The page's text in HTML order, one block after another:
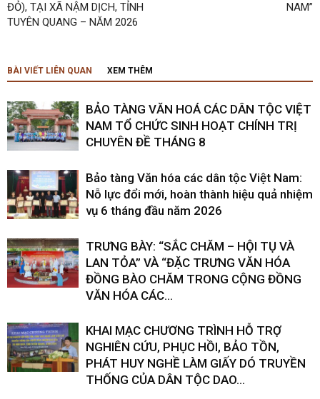
ĐỎ), TẠI XÃ NẬM DỊCH, TỈNH
TUYÊN QUANG – NĂM 2026
NAM”
BÀI VIẾT LIÊN QUAN XEM THÊM
BẢO TÀNG VĂN HOÁ CÁC DÂN TỘC VIỆT
NAM TỔ CHỨC SINH HOẠT CHÍNH TRỊ
CHUYÊN ĐỀ THÁNG 8
Bảo tàng Văn hóa các dân tộc Việt Nam:
Nỗ lực đổi mới, hoàn thành hiệu quả nhiệm
vụ 6 tháng đầu năm 2026
TRƯNG BÀY: “SẮC CHĂM – HỘI TỤ VÀ
LAN TỎA” VÀ “ĐẶC TRƯNG VĂN HÓA
ĐỒNG BÀO CHĂM TRONG CỘNG ĐỒNG
VĂN HÓA CÁC...
KHAI MẠC CHƯƠNG TRÌNH HỖ TRỢ
NGHIÊN CỨU, PHỤC HỒI, BẢO TỒN,
PHÁT HUY NGHỀ LÀM GIẤY DÓ TRUYỀN
THỐNG CỦA DÂN TỘC DAO...